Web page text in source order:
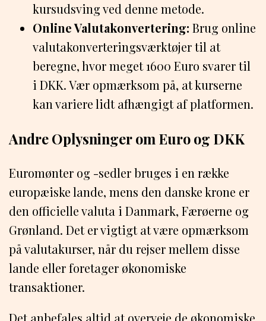
kursudsving ved denne metode.
Online Valutakonvertering: Brug online
valutakonverteringsværktøjer til at
beregne, hvor meget 1600 Euro svarer til
i DKK. Vær opmærksom på, at kurserne
kan variere lidt afhængigt af platformen.
Andre Oplysninger om Euro og DKK
Euromønter og -sedler bruges i en række
europæiske lande, mens den danske krone er
den officielle valuta i Danmark, Færøerne og
Grønland. Det er vigtigt at være opmærksom
på valutakurser, når du rejser mellem disse
lande eller foretager økonomiske
transaktioner.
Det anbefales altid at overveje de økonomiske